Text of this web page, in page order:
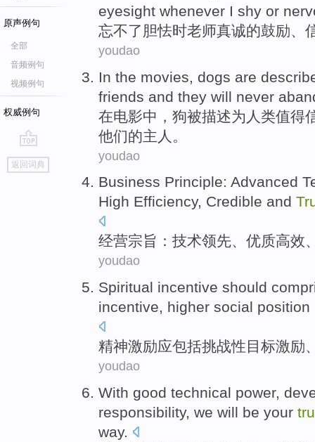
原声例句
全部
音频例句
视频例句
权威例句
go
top
返回词典
eyesight whenever I shy or
忘不了 胆怯时老师真诚的鼓励、
youdao
In the movies dogs are
friends and they will never
在电影中 ， 狗被描述为 人类值得
他们的主人。
youdao
Business Principle: Advanced
High Efficiency, Credible and
经营宗旨 ： 技术领先、 优质高效
youdao
Spiritual incentive should
incentive, higher social position
精神激励应包括挑战性目标激励
youdao
With good technical power,
responsibility, we will be your
way.